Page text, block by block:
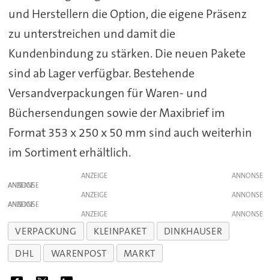
und Herstellern die Option, die eigene Präsenz
zu unterstreichen und damit die
Kundenbindung zu stärken. Die neuen Pakete
sind ab Lager verfügbar. Bestehende
Versandverpackungen für Waren- und
Büchersendungen sowie der Maxibrief im
Format 353 x 250 x 50 mm sind auch weiterhin
im Sortiment erhältlich.
ANZEIGE
ANZEIGE
ANZEIGE
ANZEIGE
ANZEIGE
VERPACKUNG KLEINPAKET
DINKHAUSER
DHL
WARENPOST MARKT